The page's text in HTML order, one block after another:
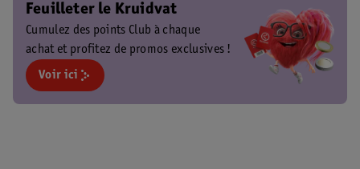
Feuilleter le Kruidvat
Cumulez des points Club à chaque
achat et profitez de promos exclusives !
Voir ici